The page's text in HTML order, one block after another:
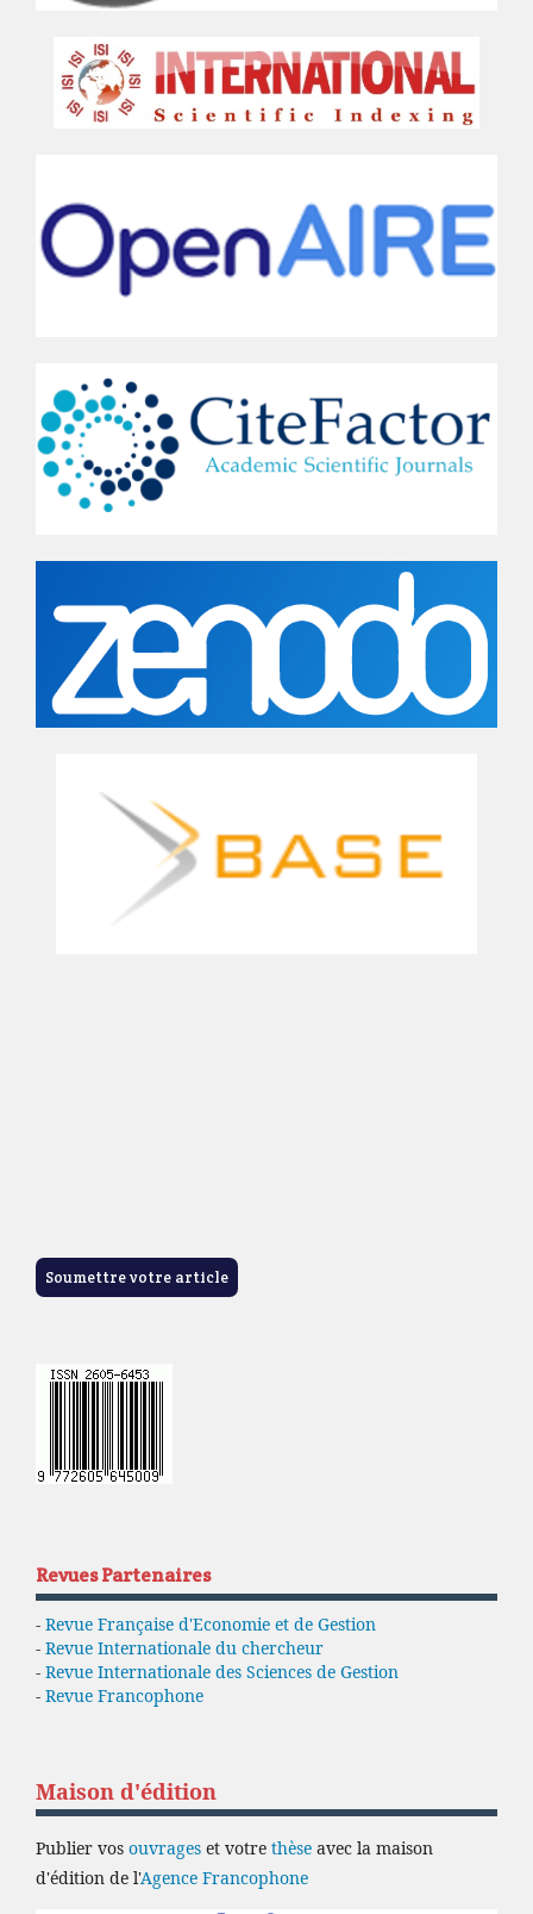
Soumettre votre article
Revues Partenaires
- Revue Française d'Economie et de Gestion
- Revue Internationale du chercheur
- Revue Internationale des Sciences de Gestion
- Revue Francophone
Maison d'édition
Publier vos ouvrages et votre thèse avec la maison
d'édition de l'Agence Francophone